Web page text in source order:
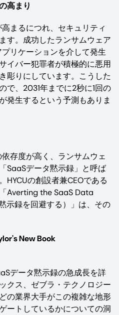
高まり
まるにつれ、セキュリティ
す。成功したランサムウェア
リケーションを介して発生
イバー犯罪者が積極的に悪用
彫りにしています。こうした
で、2031年までに2秒に1回の
発生するという予測もありま
存度が高く、ランサムウェ
SaaSデータ黙示録」と呼ば
HYCUの創設者兼CEOである
Averting the SaaS Data
示録を回避する）」は、その
New Book
データ黙示録の急成長を詳
クス、ゼブラ・テクノロジー
の業界大手がこの複雑な地形
ートしているかについての洞